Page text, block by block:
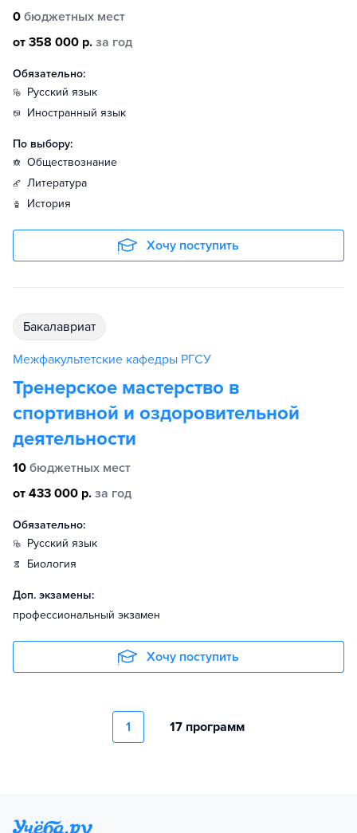
0 бюджетных мест
от 358 000 р. за год
Обязательно:
русский язык
иностранный язык
По выбору:
обществознание
литература
история
Хочу поступить
бакалавриат
Межфакультетские кафедры РГСУ
Тренерское мастерство в
спортивной и оздоровительной
деятельности
10 бюджетных мест
от 433 000 р. за год
Обязательно:
русский язык
биология
Доп. экзамены:
профессиональный экзамен
Хочу поступить
1 17 программ